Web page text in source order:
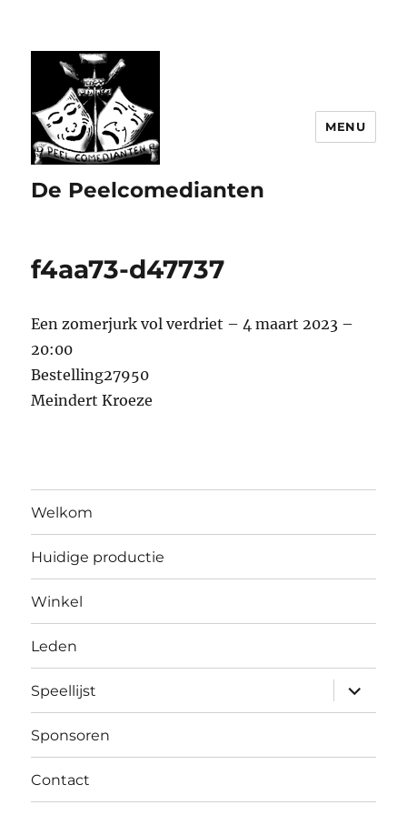
De Peelcomedianten
MENU
f4aa73-d47737
Een zomerjurk vol verdriet – 4 maart 2023 –
20:00
Bestelling27950
Meindert Kroeze
Welkom
Huidige productie
Winkel
Leden
Speellijst
Sponsoren
Contact